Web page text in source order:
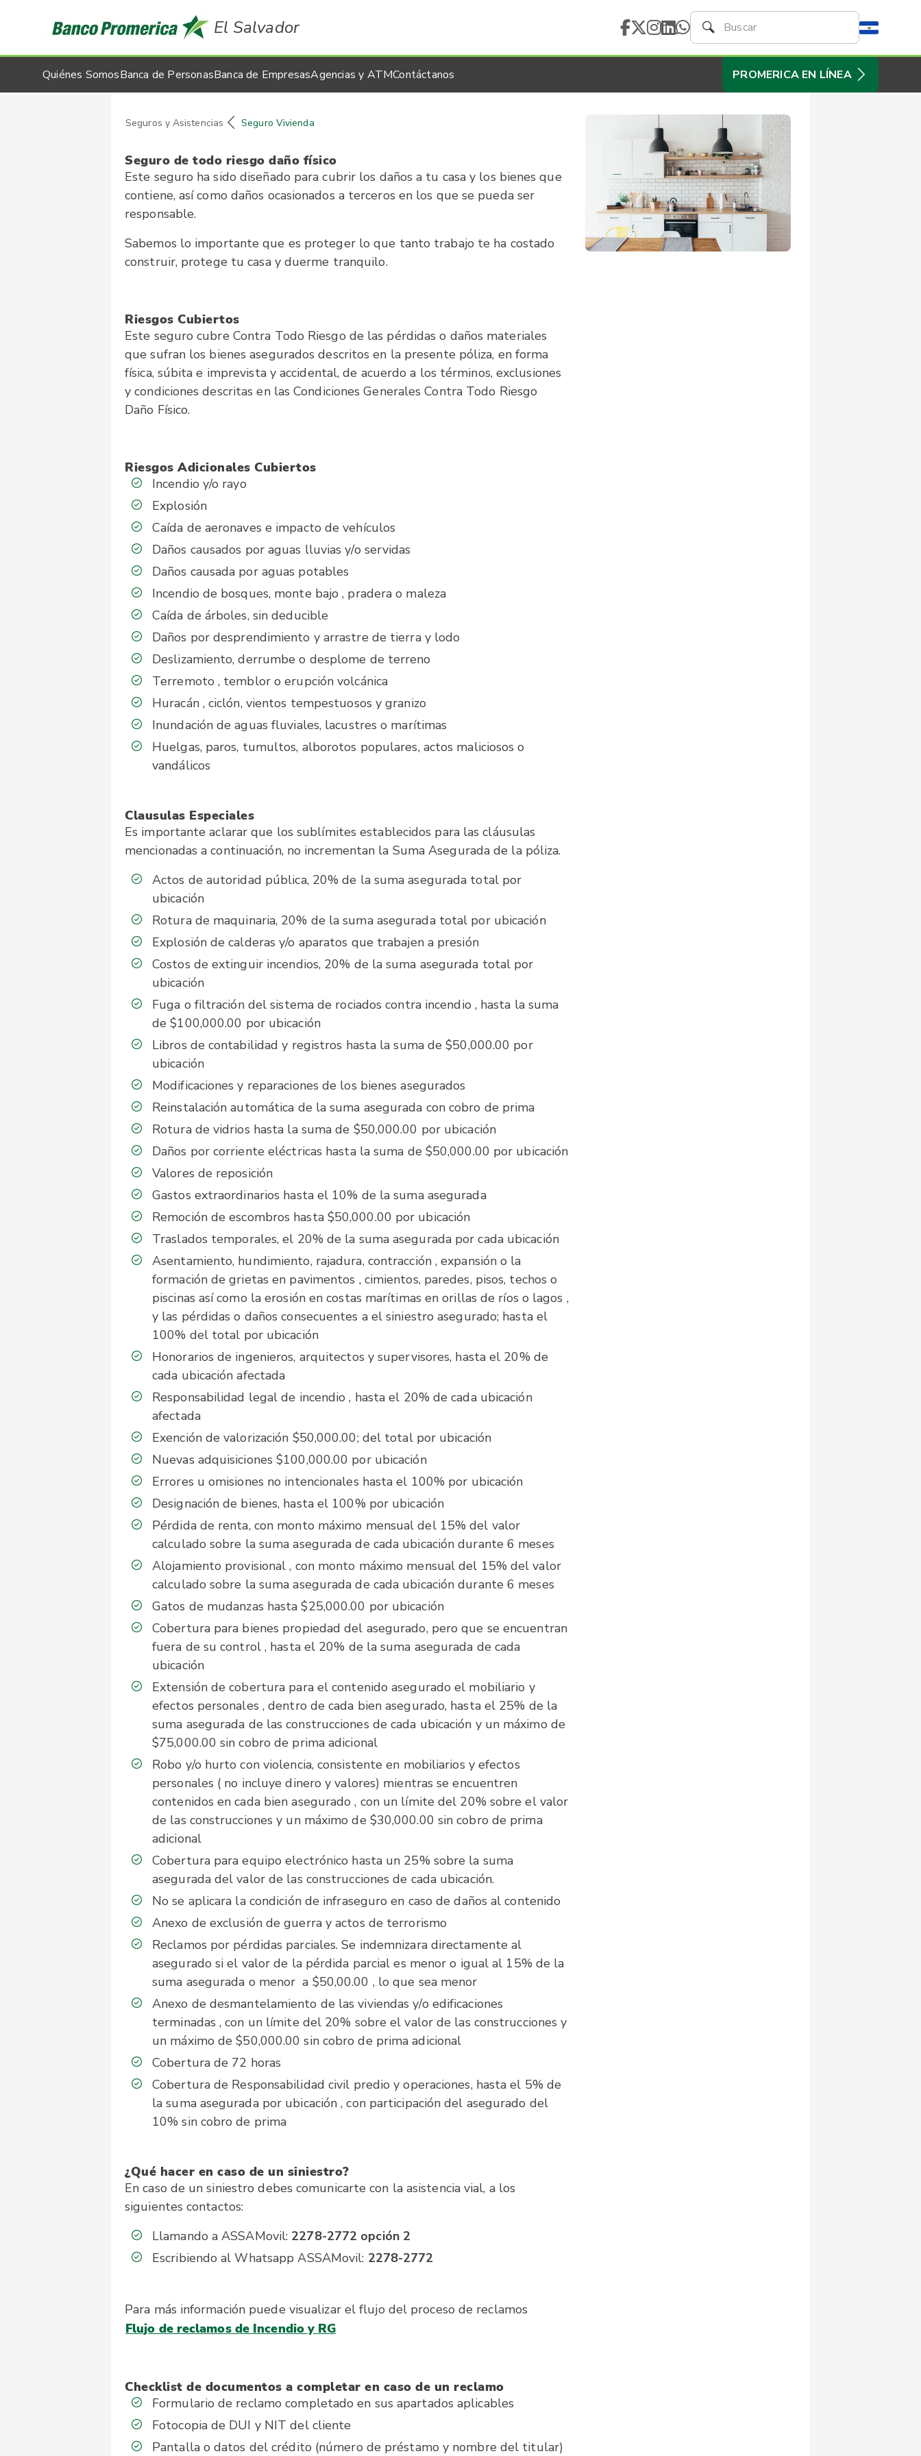
El Salvador
Quiénes SomosBanca de PersonasBanca de EmpresasAgencias y ATMContáctanos PROMERICA EN LÍNEA
Seguro Vivienda
Seguros y Asistencias
Seguro de todo riesgo daño físico
Este seguro ha sido diseñado para cubrir los daños a tu casa y los bienes que
contiene, así como daños ocasionados a terceros en los que se pueda ser
responsable.
Sabemos lo importante que es proteger lo que tanto trabajo te ha costado
construir, protege tu casa y duerme tranquilo.
Riesgos Cubiertos
Este seguro cubre Contra Todo Riesgo de las pérdidas o daños materiales
que sufran los bienes asegurados descritos en la presente póliza, en forma
física, súbita e imprevista y accidental, de acuerdo a los términos, exclusiones
y condiciones descritas en las Condiciones Generales Contra Todo Riesgo
Daño Físico.
Riesgos Adicionales Cubiertos
Incendio y/o rayo
Explosión
Caída de aeronaves e impacto de vehículos
Daños causados por aguas lluvias y/o servidas
Daños causada por aguas potables
Incendio de bosques, monte bajo , pradera o maleza
Caída de árboles, sin deducible
Daños por desprendimiento y arrastre de tierra y lodo
Deslizamiento, derrumbe o desplome de terreno
Terremoto , temblor o erupción volcánica
Huracán , ciclón, vientos tempestuosos y granizo
Inundación de aguas fluviales, lacustres o marítimas
Huelgas, paros, tumultos, alborotos populares, actos maliciosos o
vandálicos
Clausulas Especiales
Es importante aclarar que los sublímites establecidos para las cláusulas
mencionadas a continuación, no incrementan la Suma Asegurada de la póliza.
Actos de autoridad pública, 20% de la suma asegurada total por
ubicación
Rotura de maquinaria, 20% de la suma asegurada total por ubicación
Explosión de calderas y/o aparatos que trabajen a presión
Costos de extinguir incendios, 20% de la suma asegurada total por
ubicación
Fuga o filtración del sistema de rociados contra incendio , hasta la suma
de $100,000.00 por ubicación
Libros de contabilidad y registros hasta la suma de $50,000.00 por
ubicación
Modificaciones y reparaciones de los bienes asegurados
Reinstalación automática de la suma asegurada con cobro de prima
Rotura de vidrios hasta la suma de $50,000.00 por ubicación
Daños por corriente eléctricas hasta la suma de $50,000.00 por ubicación
Valores de reposición
Gastos extraordinarios hasta el 10% de la suma asegurada
Remoción de escombros hasta $50,000.00 por ubicación
Traslados temporales, el 20% de la suma asegurada por cada ubicación
Asentamiento, hundimiento, rajadura, contracción , expansión o la
formación de grietas en pavimentos , cimientos, paredes, pisos, techos o
piscinas así como la erosión en costas marítimas en orillas de ríos o lagos ,
y las pérdidas o daños consecuentes a el siniestro asegurado; hasta el
100% del total por ubicación
Honorarios de ingenieros, arquitectos y supervisores, hasta el 20% de
cada ubicación afectada
Responsabilidad legal de incendio , hasta el 20% de cada ubicación
afectada
Exención de valorización $50,000.00; del total por ubicación
Nuevas adquisiciones $100,000.00 por ubicación
Errores u omisiones no intencionales hasta el 100% por ubicación
Designación de bienes, hasta el 100% por ubicación
Pérdida de renta, con monto máximo mensual del 15% del valor
calculado sobre la suma asegurada de cada ubicación durante 6 meses
Alojamiento provisional , con monto máximo mensual del 15% del valor
calculado sobre la suma asegurada de cada ubicación durante 6 meses
Gatos de mudanzas hasta $25,000.00 por ubicación
Cobertura para bienes propiedad del asegurado, pero que se encuentran
fuera de su control , hasta el 20% de la suma asegurada de cada
ubicación
Extensión de cobertura para el contenido asegurado el mobiliario y
efectos personales , dentro de cada bien asegurado, hasta el 25% de la
suma asegurada de las construcciones de cada ubicación y un máximo de
$75,000.00 sin cobro de prima adicional
Robo y/o hurto con violencia, consistente en mobiliarios y efectos
personales ( no incluye dinero y valores) mientras se encuentren
contenidos en cada bien asegurado , con un límite del 20% sobre el valor
de las construcciones y un máximo de $30,000.00 sin cobro de prima
adicional
Cobertura para equipo electrónico hasta un 25% sobre la suma
asegurada del valor de las construcciones de cada ubicación.
No se aplicara la condición de infraseguro en caso de daños al contenido
Anexo de exclusión de guerra y actos de terrorismo
Reclamos por pérdidas parciales. Se indemnizara directamente al
asegurado si el valor de la pérdida parcial es menor o igual al 15% de la
suma asegurada o menor a $50,00.00 , lo que sea menor
Anexo de desmantelamiento de las viviendas y/o edificaciones
terminadas , con un límite del 20% sobre el valor de las construcciones y
un máximo de $50,000.00 sin cobro de prima adicional
Cobertura de 72 horas
Cobertura de Responsabilidad civil predio y operaciones, hasta el 5% de
la suma asegurada por ubicación , con participación del asegurado del
10% sin cobro de prima
¿Qué hacer en caso de un siniestro?
En caso de un siniestro debes comunicarte con la asistencia vial, a los
siguientes contactos:
Llamando a ASSAMovil: 2278-2772 opción 2
Escribiendo al Whatsapp ASSAMovil: 2278-2772
Para más información puede visualizar el flujo del proceso de reclamos
Flujo de reclamos de Incendio y RG
Checklist de documentos a completar en caso de un reclamo
Formulario de reclamo completado en sus apartados aplicables
Fotocopia de DUI y NIT del cliente
Pantalla o datos del crédito (número de préstamo y nombre del titular)